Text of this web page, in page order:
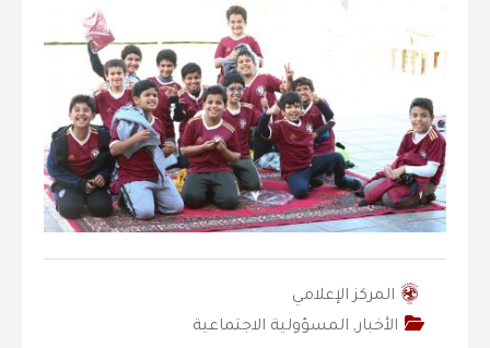
المركز الإعلامي
الأخبار, المسؤولية الاجتماعية